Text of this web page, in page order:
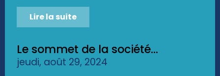
Lire la suite
Le sommet de la société...
jeudi, août 29, 2024